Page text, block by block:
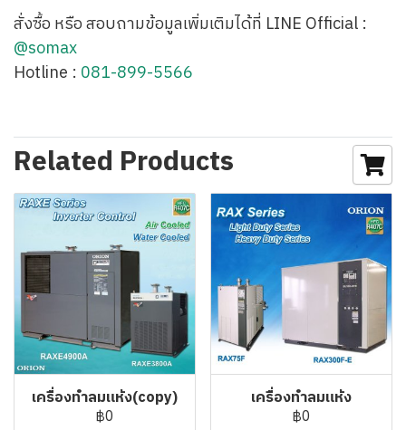
สั่งซื้อ หรือ สอบถามข้อมูลเพิ่มเติมได้ที่ LINE Official :
@somax
Hotline : 081-899-5566
Related Products
เครื่องทำลมแห้ง(copy)
฿0
เครื่องทำลมแห้ง
฿0